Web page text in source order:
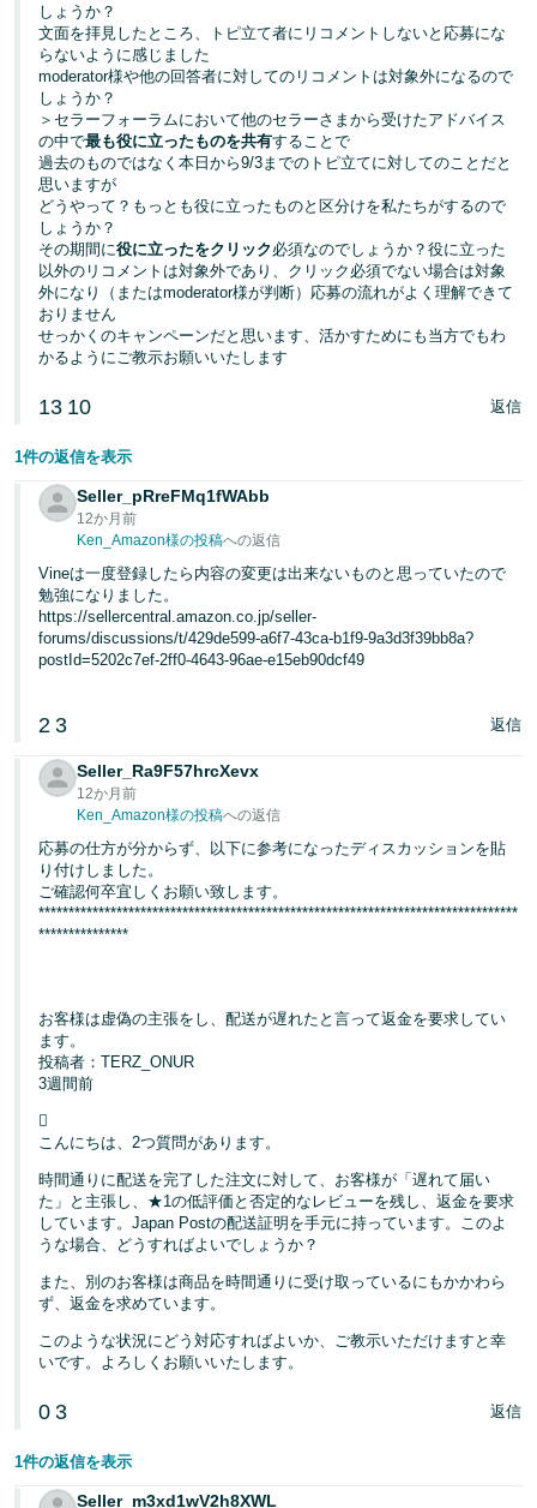
しょうか？
文面を拝見したところ、トピ立て者にリコメントしないと応募にな
らないように感じました
moderator様や他の回答者に対してのリコメントは対象外になるので
しょうか？
＞セラーフォーラムにおいて他のセラーさまから受けたアドバイス
の中で最も役に立ったものを共有することで
過去のものではなく本日から9/3までのトピ立てに対してのことだと
思いますが
どうやって？もっとも役に立ったものと区分けを私たちがするので
しょうか？
その期間に役に立ったをクリック必須なのでしょうか？役に立った
以外のリコメントは対象外であり、クリック必須でない場合は対象
外になり（またはmoderator様が判断）応募の流れがよく理解できて
おりません
せっかくのキャンペーンだと思います、活かすためにも当方でもわ
かるようにご教示お願いいたします
13 10 返信
1件の返信を表示
Seller_pRreFMq1fWAbb
12か月前
Ken_Amazon様の投稿への返信
Vineは一度登録したら内容の変更は出来ないものと思っていたので
勉強になりました。
https://sellercentral.amazon.co.jp/seller-
forums/discussions/t/429de599-a6f7-43ca-b1f9-9a3d3f39bb8a?
postId=5202c7ef-2ff0-4643-96ae-e15eb90dcf49
2 3 返信
Seller_Ra9F57hrcXevx
12か月前
Ken_Amazon様の投稿への返信
応募の仕方が分からず、以下に参考になったディスカッションを貼
り付けしました。
ご確認何卒宜しくお願い致します。
********************************************************************************
***************
お客様は虚偽の主張をし、配送が遅れたと言って返金を要求してい
ます。
投稿者：TERZ_ONUR
3週間前

こんにちは、2つ質問があります。
時間通りに配送を完了した注文に対して、お客様が「遅れて届い
た」と主張し、★1の低評価と否定的なレビューを残し、返金を要求
しています。Japan Postの配送証明を手元に持っています。このよ
うな場合、どうすればよいでしょうか？
また、別のお客様は商品を時間通りに受け取っているにもかかわら
ず、返金を求めています。
このような状況にどう対応すればよいか、ご教示いただけますと幸
いです。よろしくお願いいたします。
0 3 返信
1件の返信を表示
Seller_m3xd1wV2h8XWL